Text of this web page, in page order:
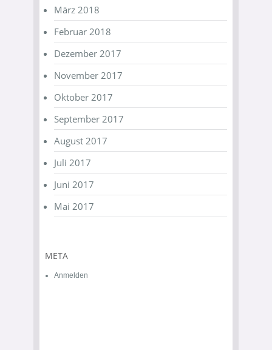
März 2018
Februar 2018
Dezember 2017
November 2017
Oktober 2017
September 2017
August 2017
Juli 2017
Juni 2017
Mai 2017
META
Anmelden